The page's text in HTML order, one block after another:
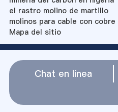
el rastro molino de martillo
molinos para cable con cobre
Mapa del sitio
Chat en línea